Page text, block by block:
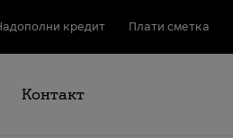
кредит Плати сметка
Контакт